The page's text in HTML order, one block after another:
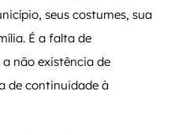
seus costumes, sua
É a falta de
não existência de
de continuidade à